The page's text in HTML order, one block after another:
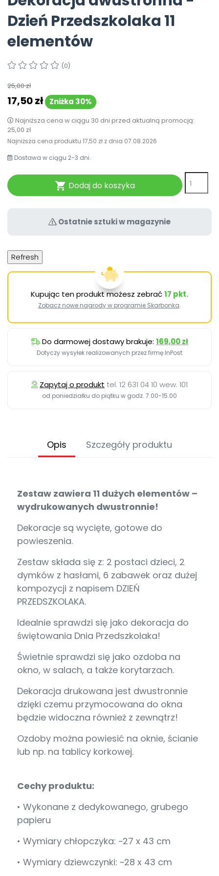
Pomoc
Dzień Przedszkolaka 11
elementów
(0)
25,00 zł
17,50 zł Zniżka 30%
Najniższa cena w ciągu 30 dni przed aktualną promocją:
25,00 zł
Najniższa cena produktu 17,50 zł z dnia 07.08.2026
Dostawa w ciągu 2-3 dni.
 Dodaj do koszyka
Ostatnie sztuki w magazynie
Kupując ten produkt możesz zebrać17 pkt.
Zobacz nowe nagrody w programie Skarbonka.
Do darmowej dostawy brakuje: 169,00 zł
Dotyczy wysyłek realizowanych przez firmę InPost
Zapytaj o produkt tel. 12 631 04 10 wew. 101
od poniedziałku do piątku w godz. 7.00-15.00
Opis Szczegóły produktu
Zestaw zawiera 11 dużych elementów –
wydrukowanych dwustronnie!
Dekoracje są wycięte, gotowe do
powieszenia.
Zestaw składa się z: 2 postaci dzieci, 2
dymków z hasłami, 6 zabawek oraz dużej
kompozycji z napisem DZIEŃ
PRZEDSZKOLAKA.
Idealnie sprawdzi się jako dekoracja do
świętowania Dnia Przedszkolaka!
Świetnie sprawdzi się jako ozdoba na
okno, w salach, a także korytarzach.
Dekoracja drukowana jest dwustronnie
dzięki czemu przymocowana do okna
będzie widoczna również z zewnątrz!
Ozdoby można powiesić na oknie, ścianie
lub np. na tablicy korkowej.
Cechy produktu:
• Wykonane z dedykowanego, grubego
papieru
• Wymiary chłopczyka: ~27 x 43 cm
• Wymiary dziewczynki: ~28 x 43 cm